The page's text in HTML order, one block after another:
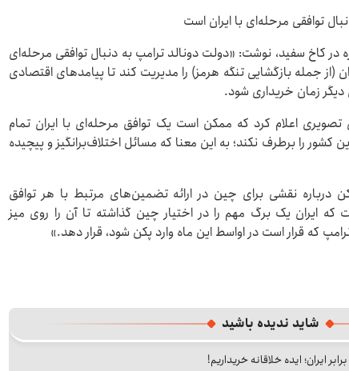
توافقی مرحله‌ای با ایران است
در کاخ سفید، نوشت: «دولت دونالد ترامپ به دنبال توافقی مرحله‌ای
جمله بازگشایی تنگه هرمز) را مدیریت کند تا پیامدهای اقتصادی
زمان خریداری شود.
تصویری اعلام کرد که ممکن است یک توافق مرحله‌ای با ایران تمام
کشور را برطرف نکند؛ به این معنا که مسائل اختلاف‌برانگیز و پیچیده
درباره نقشی برای چین در ارائه تضمین‌های مرتبط با هر توافق
که ایران یک برگ مهم را در اختیار چین گذاشته تا آن را روی میز
که قرار است در اواسط این ماه وارد پکن شود، قرار دهد.»
شاید ندیده باشید
ایران؛ ایده خلاقانه خریداریم!